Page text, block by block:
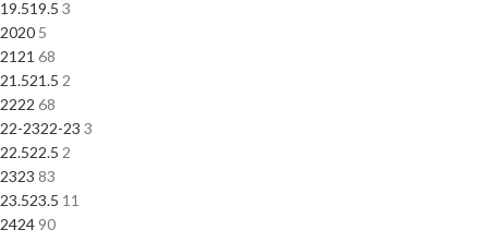
19.519.5 3
2020 5
21 21 68
21.521.5 2
2222 68
22-2322-23 3
22.522.5 2
2323 83
23.523.5 11
2424 90